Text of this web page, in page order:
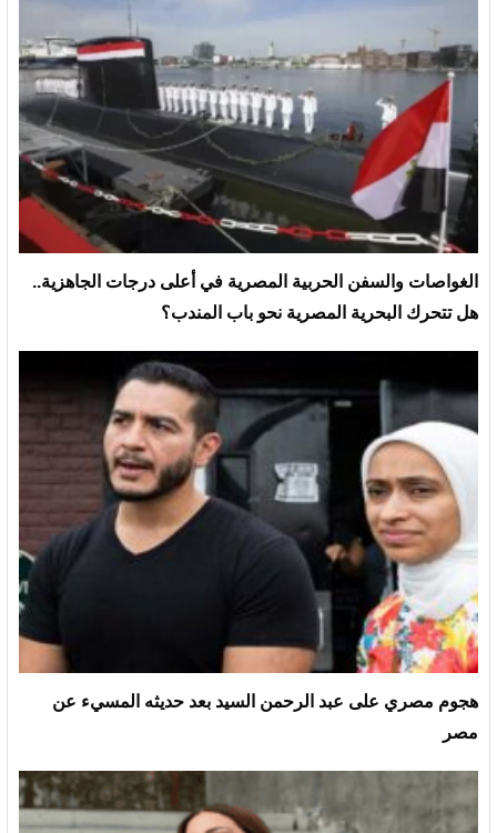
الغواصات والسفن الحربية المصرية في أعلى درجات الجاهزية..
هل تتحرك البحرية المصرية نحو باب المندب؟
هجوم مصري على عبد الرحمن السيد بعد حديثه المسيء عن
مصر